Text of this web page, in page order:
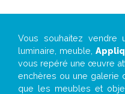
Vous souhaitez
luminaire, meuble,
vous repéré une œuvre
enchères ou une galerie
que les meubles et